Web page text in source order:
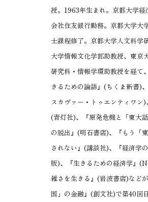
授。1963年生まれ。京都大学経
会社住友銀行勤務。京都大学大
士課程修了。京都大学人文科学
大学情報文化学部助教授、東京
研究科・情報学環助教授を経て
きるための論語』(ちくま新書)
スカヴァー・トゥエンティワン)
(青灯社)、『原発危機と「東大
の脱出』(明石書店)、『もう「
されない』(講談社)、『経済学
版)、『生きるための経済学』
雑さを生きる』(岩波書店)など
国」の金融』(創文社)で第40回